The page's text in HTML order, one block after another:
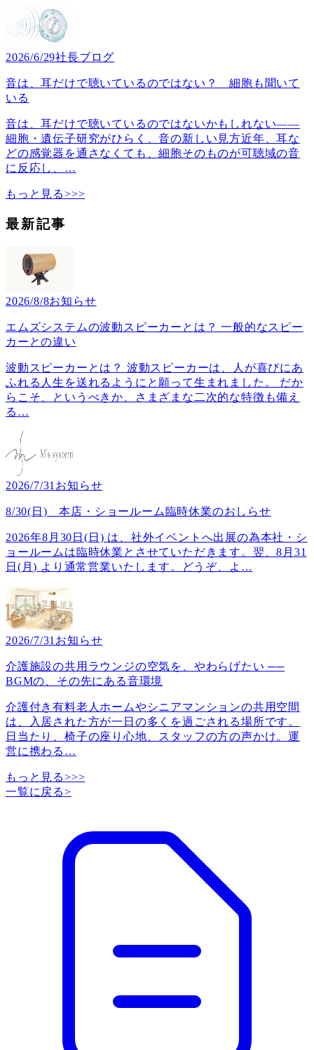
2026/6/29社長ブログ
音は、耳だけで聴いているのではない？ 細胞も聞いて
いる
音は、耳だけで聴いているのではないかもしれない――
細胞・遺伝子研究がひらく、音の新しい見方近年、耳な
どの感覚器を通さなくても、細胞そのものが可聴域の音
に反応し、 …
もっと見る>>>
最新記事
2026/8/8お知らせ
エムズシステムの波動スピーカーとは？ 一般的なスピー
カーとの違い
波動スピーカーとは？ 波動スピーカーは、人が喜びにあ
ふれる人生を送れるようにと願って生まれました。 だか
らこそ、というべきか、さまざまな二次的な特徴も備え
る …
2026/7/31 お知らせ
8/30(日) 本店・ショールーム臨時休業のおしらせ
2026年8月30日(日) は、社外イベントへ出展の為本社・シ
ョールームは臨時休業とさせていただきます。翌、8月31
日(月) より通常営業いたします。どうぞ、よ …
2026/7/31 お知らせ
介護施設の共用ラウンジの空気を、やわらげたい ──
BGMの、その先にある音環境
介護付き有料老人ホームやシニアマンションの共用空間
は、入居された方が一日の多くを過ごされる場所です。
日当たり、椅子の座り心地、スタッフの方の声かけ。運
営に携わる …
もっと見る>>>
一覧に戻る>